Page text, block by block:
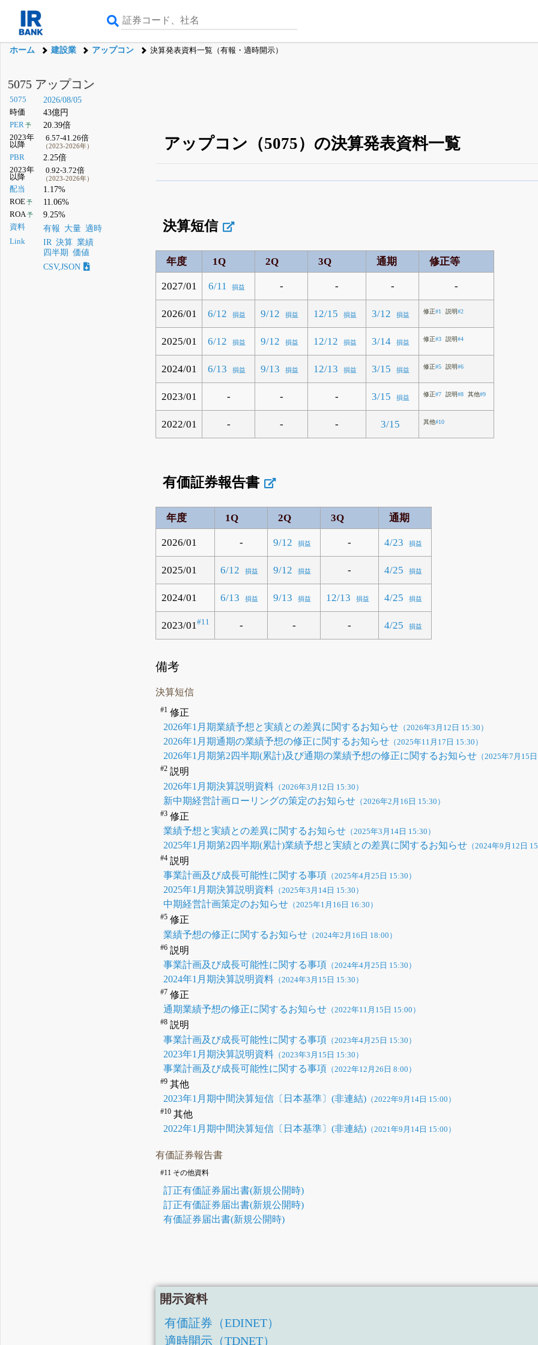
ホーム 建設業 アップコン 決算発表資料一覧（有報・適時開示）
5075 アップコン
5075 2026/08/05
時価 43億円
PER予 20.39倍
2023年
以降
6.57-41.26倍
（2023-2026年）
PBR 2.25倍
2023年
以降
0.92-3.72倍
（2023-2026年）
配当 1.17%
ROE予 11.06%
ROA予 9.25%
資料 有報 大量 適時
Link IR 決算 業績
四半期
価値
CSV,JSON
アップコン（5075）の決算発表資料一覧
登録すると永久30%OFFと米株版の先行利用も付きます
決算短信
年度 1Q 2Q 3Q 通期 修正等
2027/01 6/11 損益 - - - -
2026/01 6/12 損益 9/12 損益 12/15 損益 3/12 損益 修正#1 説明#2
2025/01 6/12 損益 9/12 損益 12/12 損益 3/14 損益 修正#3 説明#4
2024/01 6/13 損益 9/13 損益 12/13 損益 3/15 損益 修正#5 説明#6
2023/01 - - - 3/15 損益 修正#7 説明#8 其他#9
2022/01 - - - 3/15 其他#10
有価証券報告書
年度 1Q 2Q 3Q 通期
2026/01 - 9/12 損益 - 4/23 損益
2025/01 6/12 損益 9/12 損益 - 4/25 損益
2024/01 6/13 損益 9/13 損益 12/13 損益 4/25 損益
2023/01 #11 - - - 4/25 損益
備考
決算短信
#1 修正
2026年1月期業績予想と実績との差異に関するお知らせ （2026年3月12日 15:30）
2026年1月期通期の業績予想の修正に関するお知らせ （2025年11月17日 15:30）
2026年1月期第2四半期(累計)及び通期の業績予想の修正に関するお知らせ （2025年7月15
#2 説明
2026年1月期決算説明資料 （2026年3月12日 15:30）
新中期経営計画ローリングの策定のお知らせ （2026年2月16日 15:30）
#3 修正
業績予想と実績との差異に関するお知らせ （2025年3月14日 15:30）
2025年1月期第2四半期(累計)業績予想と実績との差異に関するお知らせ （2024年9月12日
#4 説明
事業計画及び成長可能性に関する事項 （2025年4月25日 15:30）
2025年1月期決算説明資料 （2025年3月14日 15:30）
中期経営計画策定のお知らせ （2025年1月16日 16:30）
#5 修正
業績予想の修正に関するお知らせ （2024年2月16日 18:00）
#6 説明
事業計画及び成長可能性に関する事項 （2024年4月25日 15:30）
2024年1月期決算説明資料 （2024年3月15日 15:30）
#7 修正
通期業績予想の修正に関するお知らせ （2022年11月15日 15:00）
#8 説明
事業計画及び成長可能性に関する事項 （2023年4月25日 15:30）
2023年1月期決算説明資料 （2023年3月15日 15:30）
事業計画及び成長可能性に関する事項 （2022年12月26日 8:00）
#9 其他
2023年1月期中間決算短信〔日本基準〕(非連結) （2022年9月14日 15:00）
#10 其他
2022年1月期中間決算短信〔日本基準〕(非連結) （2021年9月14日 15:00）
有価証券報告書
#11 その他資料
訂正有価証券届出書(新規公開時)
訂正有価証券届出書(新規公開時)
有価証券届出書(新規公開時)
開示資料
有価証券（EDINET）
適時開示（TDNET）